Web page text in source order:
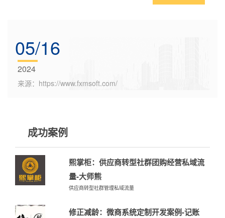
05/16
2024
来源：https://www.fxmsoft.com/
成功案例
熙掌柜：供应商转型社群团购经营私域流
量-大师熊
供应商转型社群管理私域流量
修正减龄：微商系统定制开发案例-记账